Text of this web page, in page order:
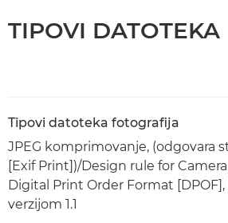
TIPOVI DATOTEKA
Tipovi datoteka fotografija
JPEG komprimovanje, (odgovara
[Exif Print])/Design rule for
Digital Print Order Format
verzijom 1.1